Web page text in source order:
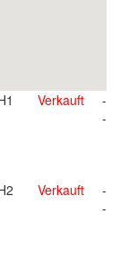
Verkauft
-
-
Verkauft
-
-